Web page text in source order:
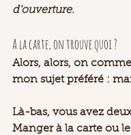
d'ouverture.
A la carte, on trouve quoi ?
Alors, alors, on
mon sujet préféré :
Là-bas, vous avez
Manger à la carte ou